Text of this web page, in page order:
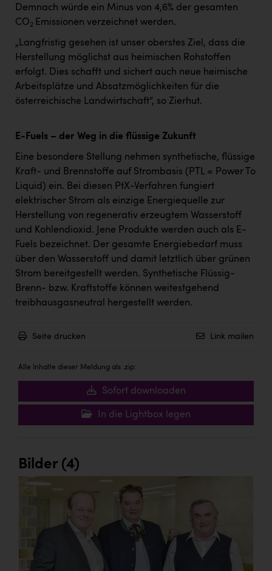
Demnach würde ein Minus von 4,6% der gesamten
CO2 Emissionen verzeichnet werden.
„Langfristig gesehen ist unser oberstes Ziel, dass die
Herstellung möglichst aus heimischen Rohstoffen
erfolgt. Dies schafft und sichert auch neue heimische
Arbeitsplätze und Absatzmöglichkeiten für die
österreichische Landwirtschaft“, so Zierhut.
E-Fuels – der Weg in die flüssige Zukunft
Eine besondere Stellung nehmen synthetische, flüssige
Kraft- und Brennstoffe auf Strombasis (PTL = Power To
Liquid) ein. Bei diesen PtX-Verfahren fungiert
elektrischer Strom als einzige Energiequelle zur
Herstellung von regenerativ erzeugtem Wasserstoff
und Kohlendioxid. Jene Produkte werden auch als E-
Fuels bezeichnet. Der gesamte Energiebedarf muss
über den Wasserstoff und damit letztlich über grünen
Strom bereitgestellt werden. Synthetische Flüssig-
Brenn- bzw. Kraftstoffe können weitestgehend
treibhausgasneutral hergestellt werden.
Seite drucken Link mailen
Alle Inhalte dieser Meldung als .zip:
Sofort downloaden
In die Lightbox legen
Bilder (4)